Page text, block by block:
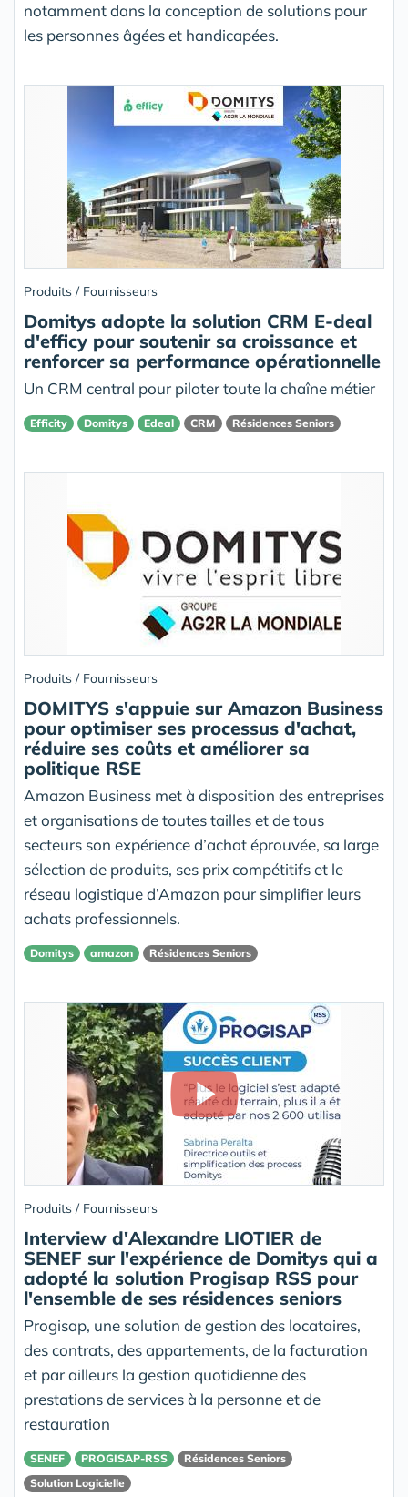
notamment dans la conception de solutions pour
les personnes âgées et handicapées.
Produits / Fournisseurs
Domitys adopte la solution CRM E-deal
d'efficy pour soutenir sa croissance et
renforcer sa performance opérationnelle
Un CRM central pour piloter toute la chaîne métier
Efficity Domitys Edeal CRM Résidences Seniors
Produits / Fournisseurs
DOMITYS s'appuie sur Amazon Business
pour optimiser ses processus d'achat,
réduire ses coûts et améliorer sa
politique RSE
Amazon Business met à disposition des entreprises
et organisations de toutes tailles et de tous
secteurs son expérience d’achat éprouvée, sa large
sélection de produits, ses prix compétitifs et le
réseau logistique d’Amazon pour simplifier leurs
achats professionnels.
Domitys amazon Résidences Seniors
Produits / Fournisseurs
Interview d'Alexandre LIOTIER de
SENEF sur l'expérience de Domitys qui a
adopté la solution Progisap RSS pour
l'ensemble de ses résidences seniors
Progisap, une solution de gestion des locataires,
des contrats, des appartements, de la facturation
et par ailleurs la gestion quotidienne des
prestations de services à la personne et de
restauration
SENEF PROGISAP-RSS
Résidences Seniors
Solution Logicielle